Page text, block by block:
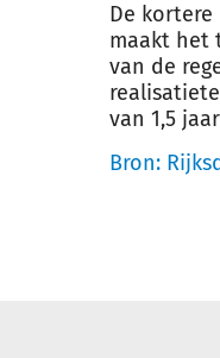
De
maakt het
van de
van 1,5
Bron: